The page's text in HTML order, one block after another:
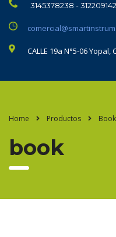
3145378238 -
CALLE 19a N°5-06 Yopal,
Home Productos Book
book